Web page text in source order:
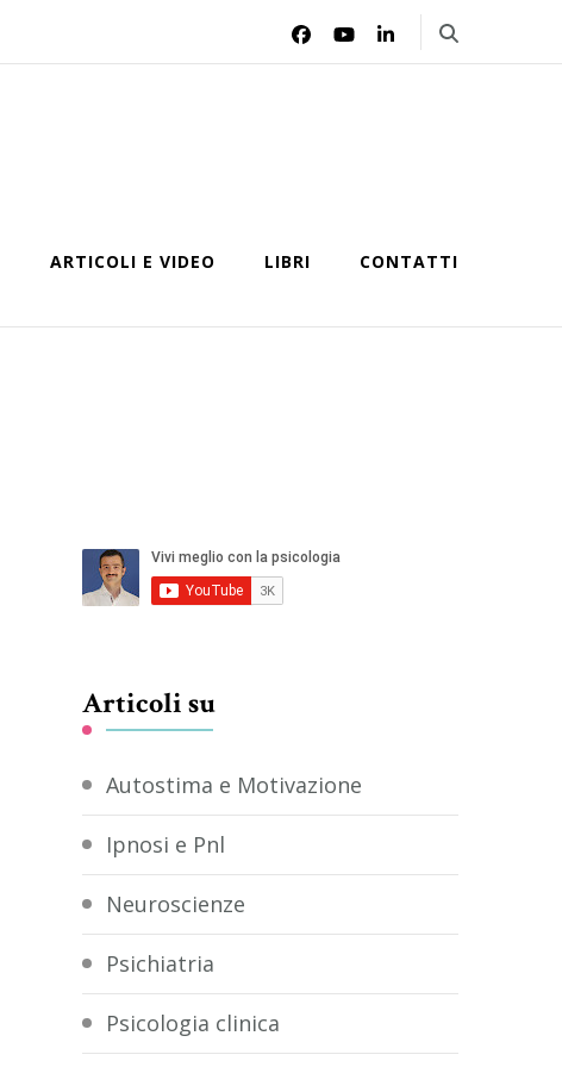
ARTICOLI E VIDEO LIBRI CONTATTI
Articoli su
Autostima e Motivazione
Ipnosi e Pnl
Neuroscienze
Psichiatria
Psicologia clinica